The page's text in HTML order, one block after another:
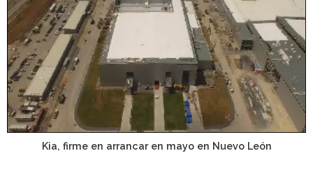
Kia, firme en arrancar en mayo en Nuevo León